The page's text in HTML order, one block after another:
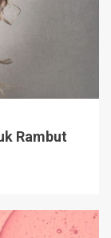
Rambut